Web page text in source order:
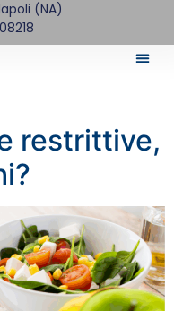
(NA)
restrittive,